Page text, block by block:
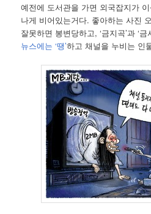
예전에 도서관을 가면 외국잡지가
나게 비어있는거다. 좋아하는 사진
잘못하면 봉변당하고, ‘금지곡’과 ‘
뉴스에는 ‘땡’하고 채널을 누비는 인